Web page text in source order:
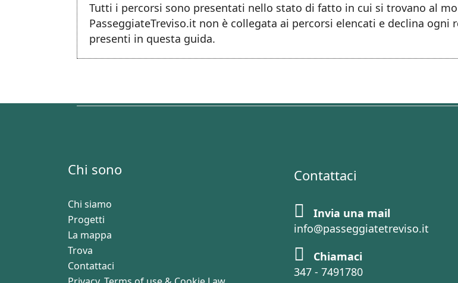
Tutti i percorsi sono presentati nello stato di fatto in cui si trovano al
PasseggiateTreviso.it non è collegata ai percorsi elencati e declina
presenti in questa guida.
Chi sono
Chi siamo
Progetti
La mappa
Trova
Contattaci
Contattaci
Invia una mail
info@passeggiatetreviso.it
Chiamaci
347 - 7491780